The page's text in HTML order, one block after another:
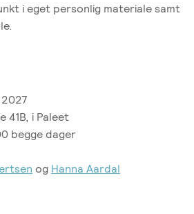
i eget personlig materiale samt
41B, i Paleet
begge dager
og Hanna Aardal